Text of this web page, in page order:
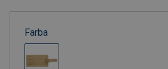
Farba